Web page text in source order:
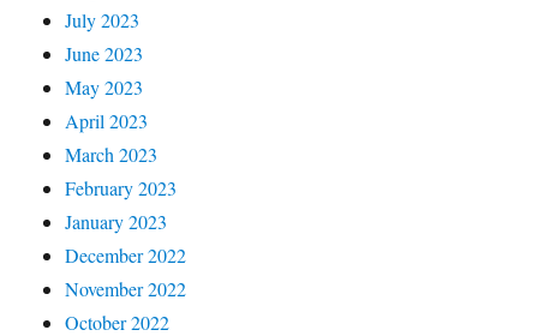
July 2023
June 2023
May 2023
April 2023
March 2023
February 2023
January 2023
December 2022
November 2022
October 2022